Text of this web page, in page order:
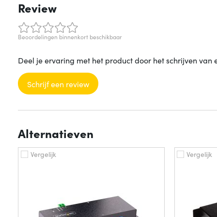
Review
Beoordelingen binnenkort beschikbaar
Deel je ervaring met het product door het schrijven van
Schrijf een review
Alternatieven
Vergelijk Vergelijk